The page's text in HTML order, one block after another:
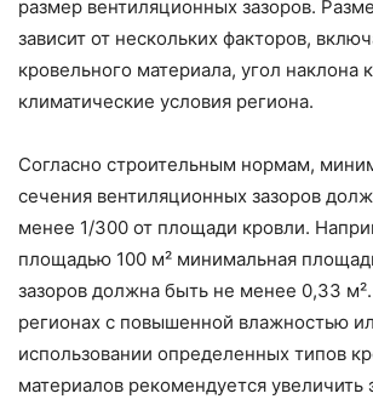
размер вентиляционных зазоров.
зависит от нескольких факторов,
кровельного материала, угол наклона
климатические условия региона.
Согласно строительным нормам,
сечения вентиляционных зазоров
менее 1/300 от площади кровли.
площадью 100 м² минимальная
зазоров должна быть не менее 0,33
регионах с повышенной влажностью
использовании определенных типов
материалов рекомендуется увеличить